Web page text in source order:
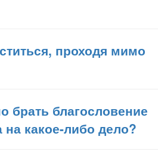
проходя мимо
брать благословение
какое-либо дело?